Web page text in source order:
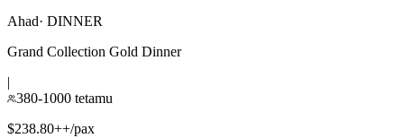
Ahad· DINNER
Grand Collection Gold Dinner
|
380-1000 tetamu
$238.80++/pax